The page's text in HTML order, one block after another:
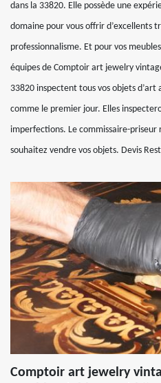
dans la 33820. Elle possède une
domaine pour vous offrir d’excellents
professionnalisme. Et pour vos
équipes de Comptoir art jewelry
33820 inspectent tous vos objets
comme le premier jour. Elles
imperfections. Le commissaire-
souhaitez vendre vos objets. Devis
Comptoir art jewelry